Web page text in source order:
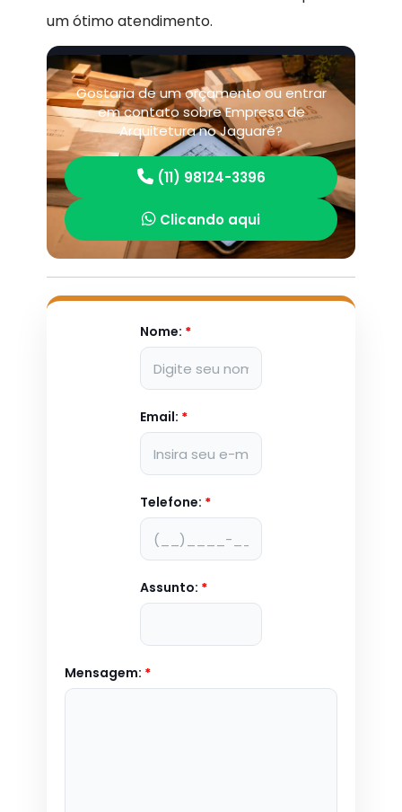
um ótimo atendimento.
Gostaria de um orçamento ou entrar
em contato sobre Empresa de
Arquitetura no Jaguaré?
(11) 98124-3396
Clicando aqui
Nome: *
Email: *
Telefone: *
Assunto: *
Mensagem: *